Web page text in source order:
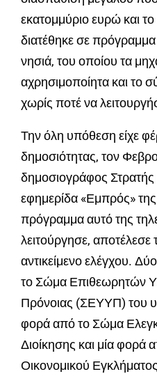
εκατομμύριο ευρώ και
διατέθηκε σε πρόγραμμα
νησιά, του οποίου τα
αχρησιμοποίητα και το
χωρίς ποτέ να
Την όλη υπόθεση είχε
δημοσιότητας, τον
δημοσιογράφος
εφημερίδα «Εμπρός»
πρόγραμμα αυτό της
λειτούργησε, αποτέλεσε
αντικείμενο ελέγχου.
το Σώμα Επιθεωρητών
Πρόνοιας (ΣΕΥΥΠ) του
φορά από το Σώμα
Διοίκησης και μία
Οικονομικού